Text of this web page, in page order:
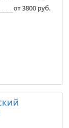
от 3800 руб.